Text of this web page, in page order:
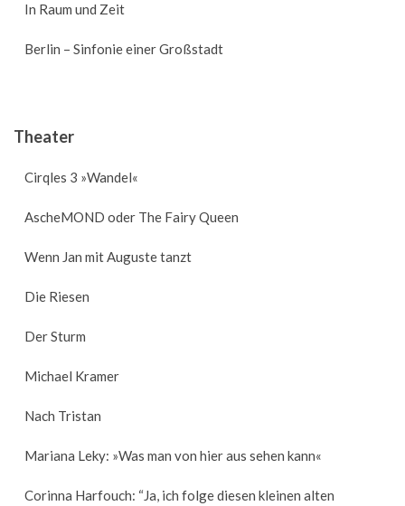
In Raum und Zeit
Berlin – Sinfonie einer Großstadt
Theater
Cirqles 3 »Wandel«
AscheMOND oder The Fairy Queen
Wenn Jan mit Auguste tanzt
Die Riesen
Der Sturm
Michael Kramer
Nach Tristan
Mariana Leky: »Was man von hier aus sehen kann«
Corinna Harfouch: “Ja, ich folge diesen kleinen alten